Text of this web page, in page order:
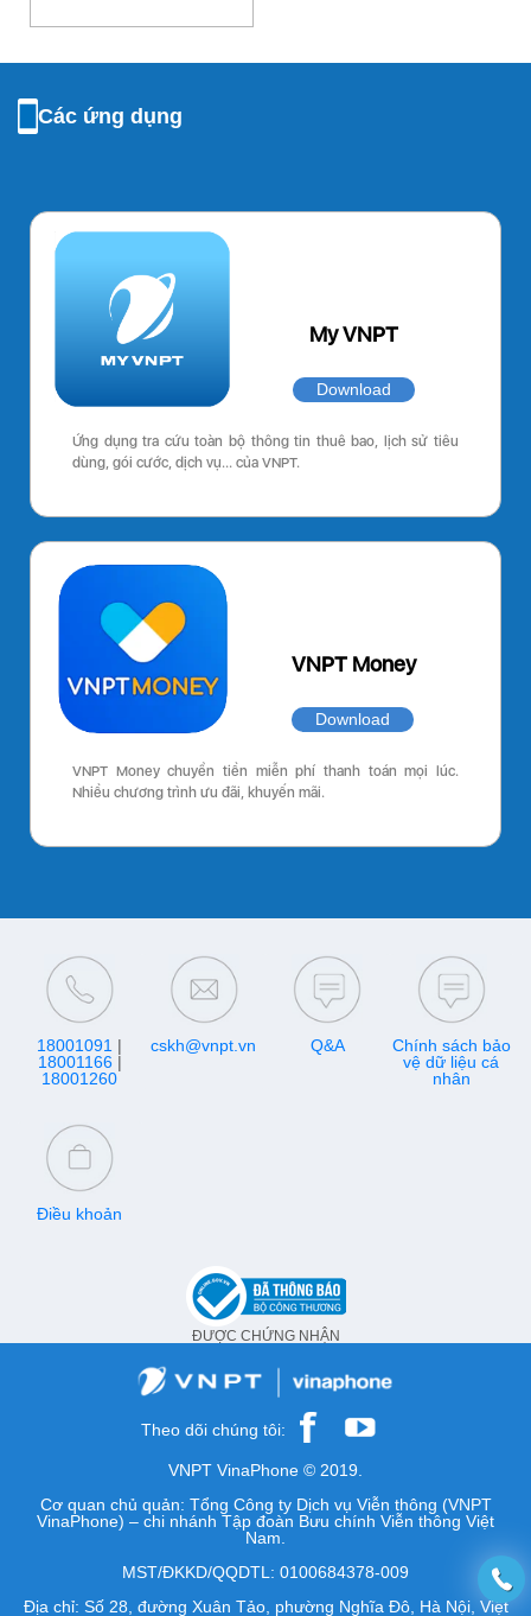
Các ứng dụng
My VNPT
Download
Ứng dụng tra cứu toàn bộ thông tin thuê bao, lịch sử tiêu
dùng, gói cước, dịch vụ… của VNPT.
VNPT Money
Download
VNPT Money chuyển tiền miễn phí thanh toán mọi lúc.
Nhiều chương trình ưu đãi, khuyến mãi.
18001091 |
18001166|
18001260
cskh@vnpt.vn Q&A
Chính sách bảo
vệ dữ liệu cá
nhân
Điều khoản
ĐƯỢC CHỨNG NHẬN
Theo dõi chúng tôi:
VNPT VinaPhone © 2019.
Cơ quan chủ quản: Tổng Công ty Dịch vụ Viễn thông (VNPT
VinaPhone) – chi nhánh Tập đoàn Bưu chính Viễn thông Việt
Nam.
MST/ĐKKD/QQDTL: 0100684378-009
Địa chỉ: Số 28, đường Xuân Tảo, phường Nghĩa Đô, Hà Nội, Việt